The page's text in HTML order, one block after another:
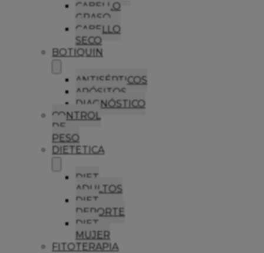
CABELLO
GRASO
CABELLO
SECO
BOTIQUIN
ANTISÉPTICOS
APÓSITOS
DIAGNÓSTICO
CONTROL
DE
PESO
DIETETICA
DIET
ADULTOS
DIET
DEPORTE
DIET
MUJER
FITOTERAPIA